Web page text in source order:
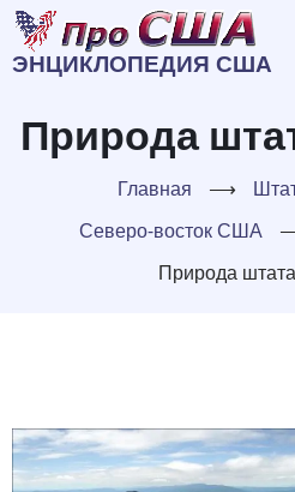
Перейти
основному
ЭНЦИКЛОПЕДИЯ США
Природа
Главная ⟶
Северо-восток США
Природа